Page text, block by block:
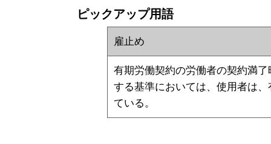
ピックアップ用語
雇止め
有期労働契約の労働者の契約満
する基準においては、使用者は
ている。